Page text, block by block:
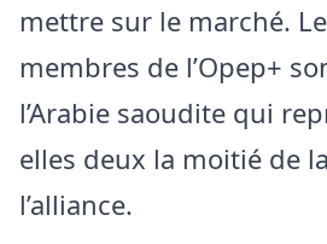
mettre sur le marché.
membres de l’Opep+
l’Arabie saoudite qui
elles deux la moitié de
l’alliance.